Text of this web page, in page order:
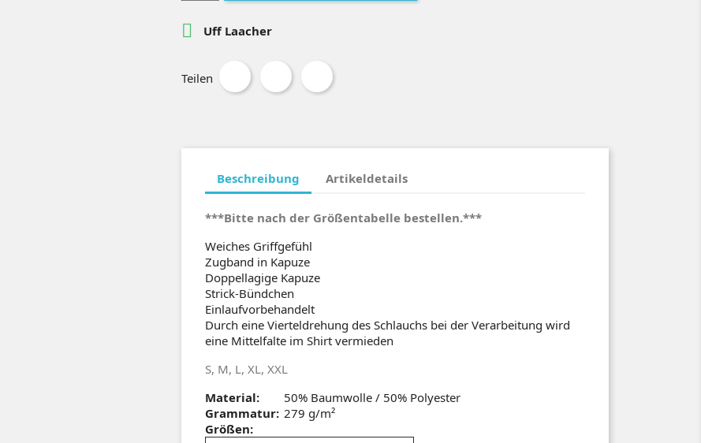
 Uff Laacher
Teilen
Beschreibung Artikeldetails
***Bitte nach der Größentabelle bestellen.***
Weiches Griffgefühl
Zugband in Kapuze
Doppellagige Kapuze
Strick-Bündchen
Einlaufvorbehandelt
Durch eine Vierteldrehung des Schlauchs bei der Verarbeitung wird
eine Mittelfalte im Shirt vermieden
S, M, L, XL, XXL
Material:
50% Baumwolle / 50% Polyester
Grammatur: 279 g/m²
Größen: